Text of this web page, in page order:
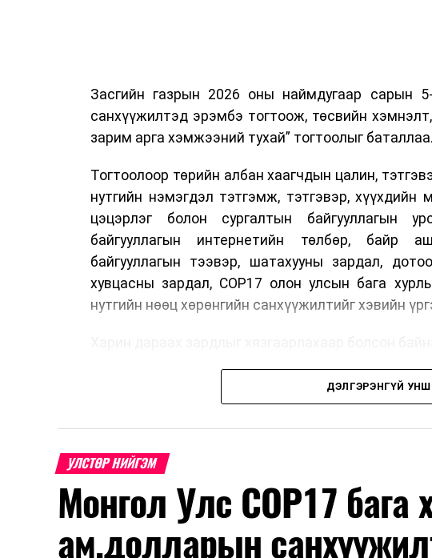
Засгийн газрын 2026 оны наймдугаар сарын
санхүүжилтэд эрэмбэ тогтоож, төсвийн
зарим арга хэмжээний тухай” тогтоолыг баталлаа.
Тогтоолоор төрийн албан хаагчдын цалин,
нутгийн нэмэгдэл тэтгэмж, тэтгэвэр, хүүхдийн
цэцэрлэг болон сургалтын байгууллагын
байгууллагын интернетийн төлбөр, байр
байгууллагын тээвэр, шатахууны зардал,
хувцасны зардал, COP17 олон улсын бага
нутгийн нөөц хөрөнгийн санхүүжилтийг хэвийн
Олон улсын болон Засгийн газрын
тэмдэглэлт өдөр, найр наадам, соёлын арга
Урьдчилан төлөвлөсөн төрийн өндөр албан
Зайлшгүй шаардлагагүй тоног төхөөрөмж,
Батлан хамгаалах, хууль зүйн салбараас бусад
ДЭЛГЭРЭНГҮЙ
УЛСТӨР НИЙГЭМ
Монгол Улс COP17 бага
ам.долларын